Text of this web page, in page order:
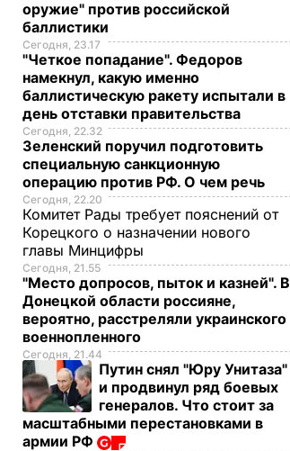
оружие" против российской
баллистики
Сегодня, 23.17
"Четкое попадание". Федоров
намекнул, какую именно
баллистическую ракету испытали в
день отставки правительства
Сегодня, 22.32
Зеленский поручил подготовить
специальную санкционную
операцию против РФ. О чем речь
Сегодня, 22.20
Комитет Рады требует пояснений от
Корецкого о назначении нового
главы Минцифры
Сегодня, 21.55
"Место допросов, пыток и казней". В
Донецкой области россияне,
вероятно, расстреляли украинского
военнопленного
Сегодня, 21.44
Путин снял "Юру Унитаза"
и продвинул ряд боевых
генералов. Что стоит за
масштабными перестановками в
армии РФ